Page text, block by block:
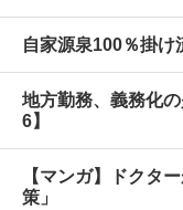
自家源泉100％掛け
地方勤務、義務化
6】
【マンガ】ドクタ
策」